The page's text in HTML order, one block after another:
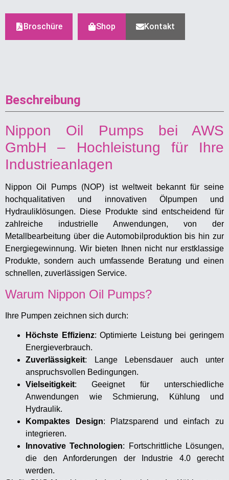
Broschüre Shop Kontakt
Beschreibung
Nippon Oil Pumps bei AWS
GmbH – Hochleistung für Ihre
Industrieanlagen
Nippon Oil Pumps (NOP) ist weltweit bekannt für seine
hochqualitativen und innovativen Ölpumpen und
Hydrauliklösungen. Diese Produkte sind entscheidend für
zahlreiche industrielle Anwendungen, von der
Metallbearbeitung über die Automobilproduktion bis hin zur
Energiegewinnung. Wir bieten Ihnen nicht nur erstklassige
Produkte, sondern auch umfassende Beratung und einen
schnellen, zuverlässigen Service.
Warum Nippon Oil Pumps?
Ihre Pumpen zeichnen sich durch:
Höchste Effizienz: Optimierte Leistung bei geringem
Energieverbrauch.
Zuverlässigkeit: Lange Lebensdauer auch unter
anspruchsvollen Bedingungen.
Vielseitigkeit: Geeignet für unterschiedliche
Anwendungen wie Schmierung, Kühlung und
Hydraulik.
Kompaktes Design: Platzsparend und einfach zu
integrieren.
Innovative Technologien: Fortschrittliche Lösungen,
die den Anforderungen der Industrie 4.0 gerecht
werden.